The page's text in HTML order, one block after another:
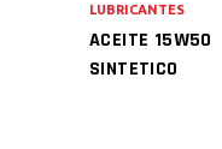
ACEITE 15W50
SINTETICO
LUBRICANTES